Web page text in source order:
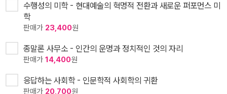
수행성의 미학 - 현대예술의 혁명적 전환과 새로운 퍼포먼스 미
학
판매가 23,400원
종말론 사무소 - 인간의 운명과 정치적인 것의 자리
판매가 14,400원
응답하는 사회학 - 인문학적 사회학의 귀환
판매가 20,700원